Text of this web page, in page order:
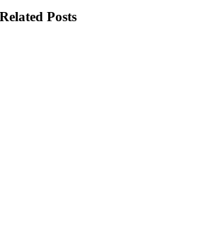
Related Posts